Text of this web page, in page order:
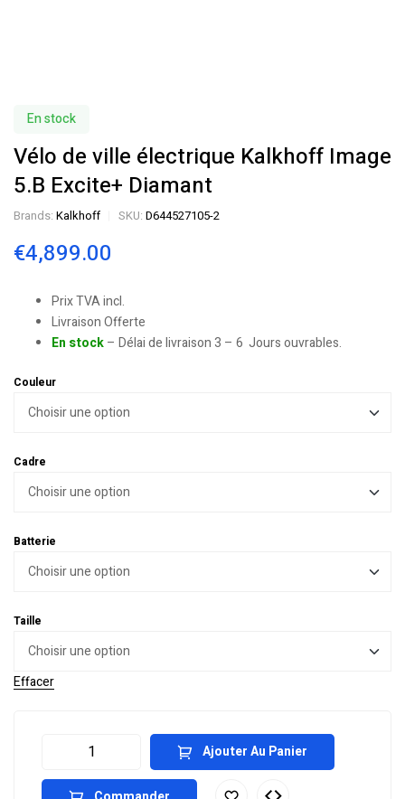
En stock
Vélo de ville électrique Kalkhoff Image
5.B Excite+ Diamant
Brands: Kalkhoff SKU: D644527105-2
€4,899.00
Prix TVA incl.
Livraison Offerte
En stock– Délai de livraison 3 – 6 Jours ouvrables.
Couleur
Cadre
Batterie
Taille
Effacer
Ajouter Au Panier